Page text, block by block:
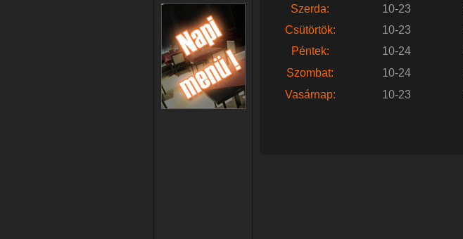
Szerda:
10-23
Csütörtök:
10-23
Péntek:
10-24
Szombat:
10-24
Vasárnap:
10-23